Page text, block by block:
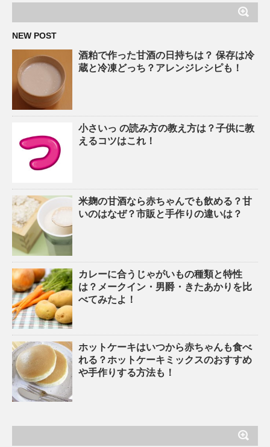
NEW POST
酒粕で作った甘酒の日持ちは？ 保存は冷
蔵と冷凍どっち？アレンジレシピも！
小さいっ の読み方の教え方は？子供に教
えるコツはこれ！
米麹の甘酒なら赤ちゃんでも飲める？甘
いのはなぜ？市販と手作りの違いは？
カレーに合うじゃがいもの種類と特性
は？メークイン・男爵・きたあかりを比
べてみたよ！
ホットケーキはいつから赤ちゃんも食べ
れる？ホットケーキミックスのおすすめ
や手作りする方法も！